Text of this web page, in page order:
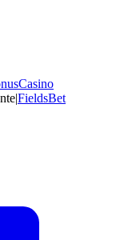
|FieldsBet